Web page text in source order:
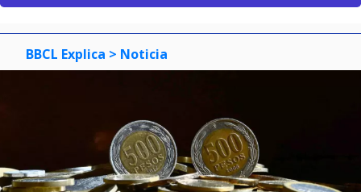
BBCL Explica > Noticia